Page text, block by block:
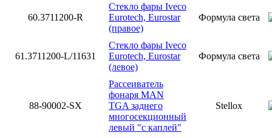
60.3711200-R
Стекло фары Iveco
Eurotech, Eurostar
(правое)
Формула света
61.3711200-L/11631
Стекло фары Iveco
Eurotech, Eurostar
(левое)
Формула света
88-90002-SX
Рассеиватель
фонаря MAN
TGA заднего
многосекционный
левый "с каплей"
Stellox